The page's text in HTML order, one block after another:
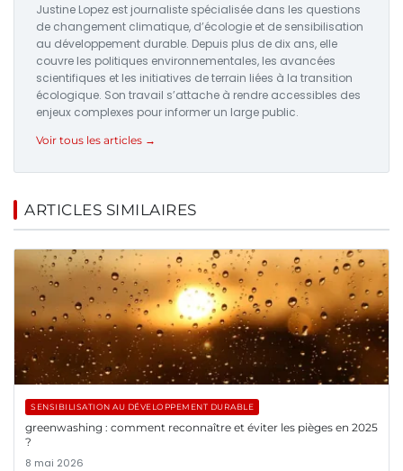
Justine Lopez est journaliste spécialisée dans les questions
de changement climatique, d’écologie et de sensibilisation
au développement durable. Depuis plus de dix ans, elle
couvre les politiques environnementales, les avancées
scientifiques et les initiatives de terrain liées à la transition
écologique. Son travail s’attache à rendre accessibles des
enjeux complexes pour informer un large public.
Voir tous les articles →
ARTICLES SIMILAIRES
SENSIBILISATION AU DÉVELOPPEMENT DURABLE
greenwashing : comment reconnaître et éviter les pièges en 2025
?
8 mai 2026